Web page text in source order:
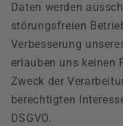
Daten werden
störungsfreien
Verbesserung
erlauben uns keinen
Zweck der
berechtigten
DSGVO.